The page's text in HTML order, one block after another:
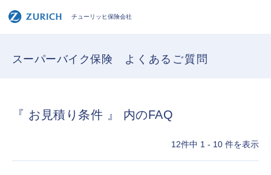
チューリッヒ保険会社
スーパーバイク保険 よくあるご質問
『 お見積り条件 』 内のFAQ
12件中 1 - 10 件を表示